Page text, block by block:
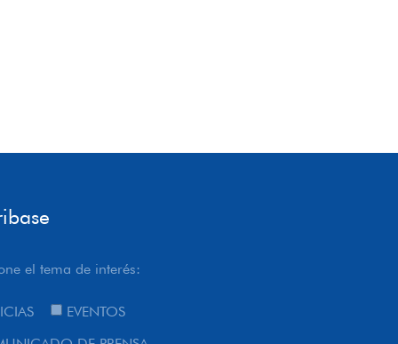
el tema de interés:
EVENTOS